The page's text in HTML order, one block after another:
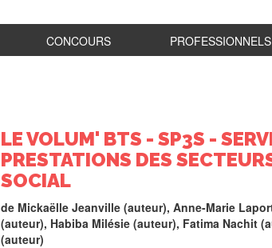
CONCOURS PROFESSIONNELS
LE VOLUM' BTS - SP3S -
PRESTATIONS DES
SOCIAL
de Mickaëlle Jeanville (auteur), Anne-Marie
(auteur), Habiba Milésie (auteur), Fatima Nachit
(auteur)